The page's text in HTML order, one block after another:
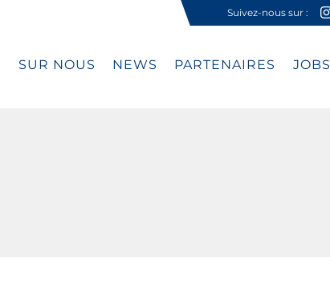
Suivez-nous sur :
SUR NOUS NEWS PARTENAIRES JOBS